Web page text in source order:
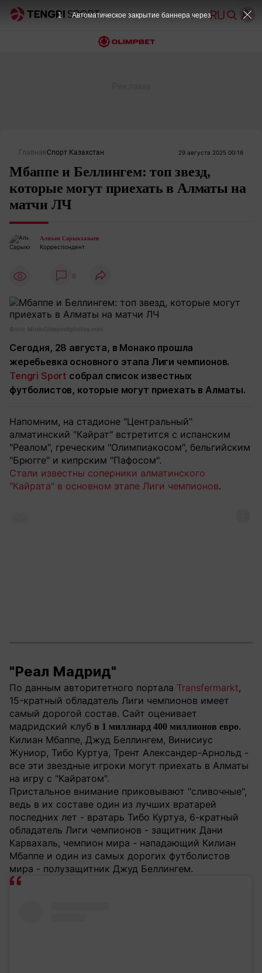
Главная Спорт Казахстан 29 августа 2025 00:16
Мбаппе и Беллингем: топ звезд,
которые могут приехать в Алматы на
матчи ЛЧ
Алихан Сарыкхазыев
Корреспондент
6
Фото: Musiu0/depositphotos.com
Сегодня, 28 августа, в Монако прошла
жеребьевка основного этапа Лиги чемпионов.
Tengri Sport собрал список известных
футболистов, которые могут приехать в Алматы.
Напомним, на стадионе "Центральный"
алматинский "Кайрат" встретится с испанским
"Реалом", греческим "Олимпиакосом", бельгийским
"Брюгге" и кипрским "Пафосом".
Стали известны соперники алматинского
"Кайрата" в основном этапе Лиги чемпионов.
"Реал Мадрид"
По данным авторитетного портала Transfermarkt,
15-кратный обладатель Лиги чемпионов имеет
самый дорогой состав. Сайт оценивает
мадридский клуб в 1 миллиард 400 миллионов евро.
Килиан Мбаппе, Джуд Беллингем, Винисиус
Жуниор, Тибо Куртуа, Трент Александер-Арнольд -
все эти звездные игроки могут приехать в Алматы
на игру с "Кайратом".
Пристальное внимание приковывают "сливочные",
ведь в их составе один из лучших вратарей
последних лет - вратарь Тибо Куртуа, 6-кратный
обладатель Лиги чемпионов - защитник Дани
Карвахаль, чемпион мира - нападающий Килиан
Мбаппе и один из самых дорогих футболистов
мира - полузащитник Джуд Беллингем.
1 Автоматическое закрытие баннера через